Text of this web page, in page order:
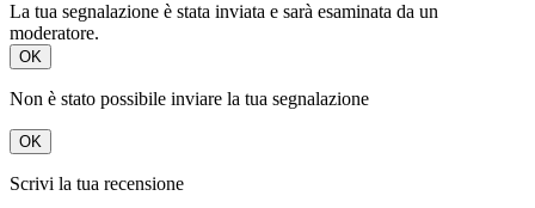
La tua segnalazione è stata inviata e sarà esaminata da un
moderatore.
OK
Non è stato possibile inviare la tua segnalazione
OK
Scrivi la tua recensione